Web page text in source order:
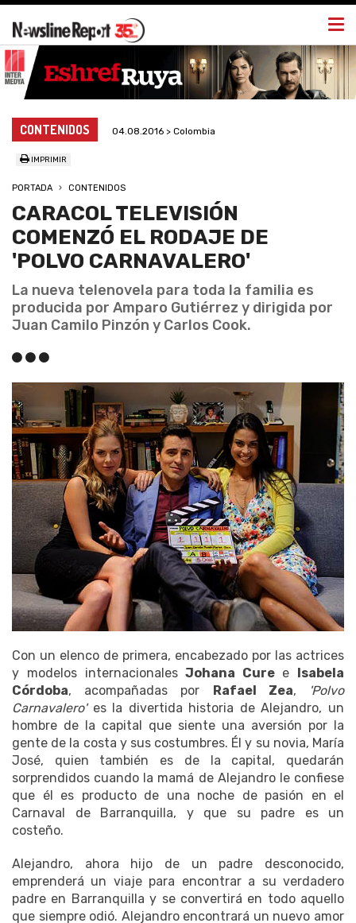
CONTENIDOS 04.08.2016 > Colombia
IMPRIMIR
PORTADA CONTENIDOS
CARACOL TELEVISIÓN
COMENZÓ EL RODAJE DE
'POLVO CARNAVALERO'
La nueva telenovela para toda la familia es
producida por Amparo Gutiérrez y dirigida por
Juan Camilo Pinzón y Carlos Cook.
Con un elenco de primera, encabezado por las actrices
y modelos internacionales Johana Cure e Isabela
Córdoba, acompañadas por Rafael Zea, 'Polvo
Carnavalero'es la divertida historia de Alejandro, un
hombre de la capital que siente una aversión por la
gente de la costa y sus costumbres. Él y su novia, María
José, quien también es de la capital, quedarán
sorprendidos cuando la mamá de Alejandro le confiese
que él es producto de una noche de pasión en el
Carnaval de Barranquilla, y que su padre es un
costeño.
Alejandro, ahora hijo de un padre desconocido,
emprenderá un viaje para encontrar a su verdadero
padre en Barranquilla y se convertirá en todo aquello
que siempre odió. Alejandro encontrará un nuevo amor